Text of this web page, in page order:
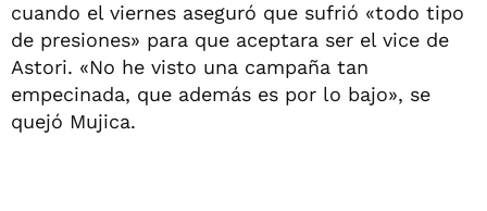
cuando el viernes aseguró que sufrió «todo tipo
de presiones» para que aceptara ser el vice de
Astori. «No he visto una campaña tan
empecinada, que además es por lo bajo», se
quejó Mujica.